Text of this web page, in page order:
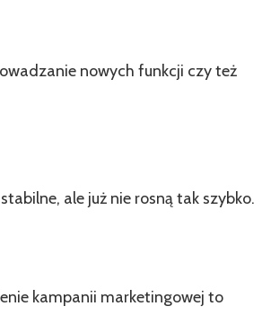
nowych funkcji czy też
ale już nie rosną tak szybko.
kampanii marketingowej to